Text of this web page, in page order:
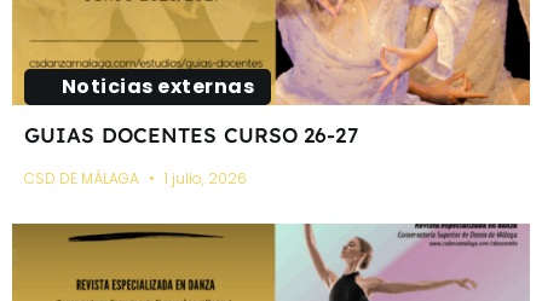
Noticias externas
GUIAS DOCENTES CURSO 26-27
CSD DE MÁLAGA 1 julio, 2026